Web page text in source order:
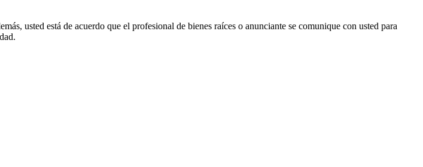
usted está de acuerdo que el profesional de bienes raíces o anunciante se comunique con usted para